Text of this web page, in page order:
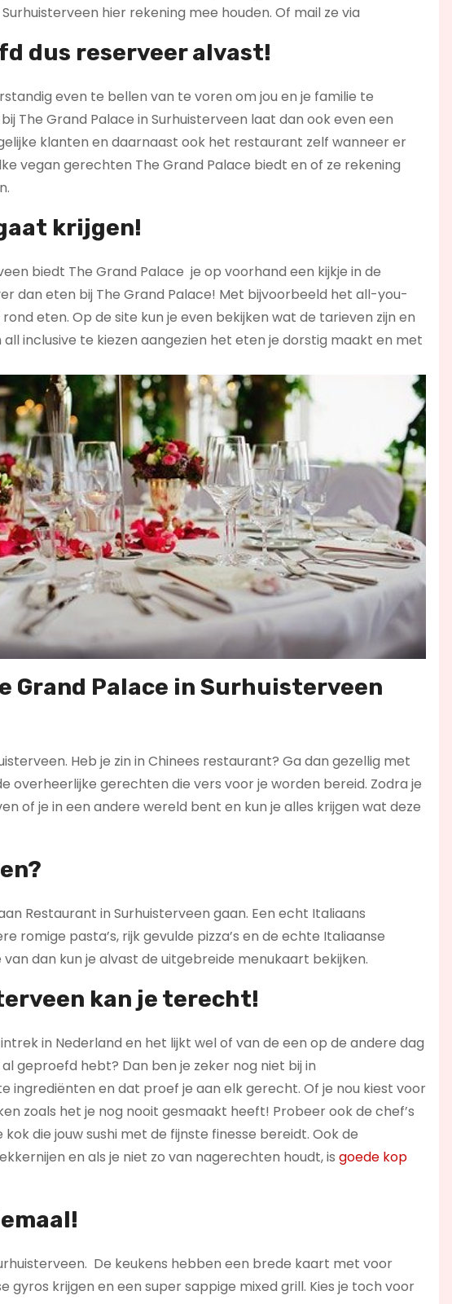
hier rekening mee houden. Of mail ze via
dus reserveer alvast!
even te bellen van te voren om jou en je familie te
The Grand Palace in Surhuisterveen laat dan ook even een
klanten en daarnaast ook het restaurant zelf wanneer er
vegan gerechten The Grand Palace biedt en of ze rekening
krijgen!
biedt The Grand Palace je op voorhand een kijkje in de
dan eten bij The Grand Palace! Met bijvoorbeeld het all-you-
eten. Op de site kun je even bekijken wat de tarieven zijn en
inclusive te kiezen aangezien het eten je dorstig maakt en met
Grand Palace in Surhuisterveen
Heb je zin in Chinees restaurant? Ga dan gezellig met
overheerlijke gerechten die vers voor je worden bereid. Zodra je
of je in een andere wereld bent en kun je alles krijgen wat deze
Restaurant in Surhuisterveen gaan. Een echt Italiaans
romige pasta’s, rijk gevulde pizza’s en de echte Italiaanse
dan kun je alvast de uitgebreide menukaart bekijken.
kan je terecht!
in Nederland en het lijkt wel of van de een op de andere dag
geproefd hebt? Dan ben je zeker nog niet bij in
ingrediënten en dat proef je aan elk gerecht. Of je nou kiest voor
zoals het je nog nooit gesmaakt heeft! Probeer ook de chef’s
die jouw sushi met de fijnste finesse bereidt. Ook de
en als je niet zo van nagerechten houdt, is goede kop
De keukens hebben een brede kaart met voor
gyros krijgen en een super sappige mixed grill. Kies je toch voor